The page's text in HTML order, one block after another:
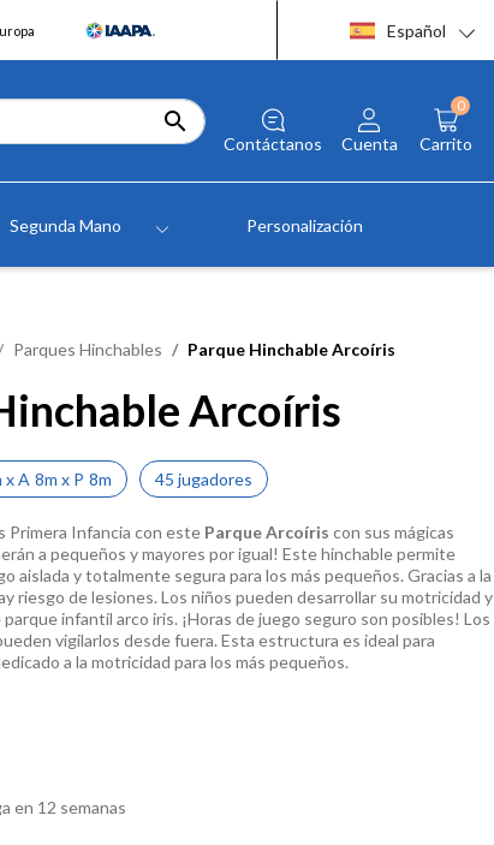
Español

Contáctanos Cuenta
0
Carrito
Segunda Mano Personalización
Parques Hinchables Parque Hinchable Arcoíris
Arcoíris
xA 8m x P 8m 45 jugadores
Primera Infancia con este Parque Arcoíris con sus mágicas
a pequeños y mayores por igual! Este hinchable permite
aislada y totalmente segura para los más pequeños. Gracias a la
riesgo de lesiones. Los niños pueden desarrollar su motricidad y
infantil arco iris. ¡Horas de juego seguro son posibles! Los
vigilarlos desde fuera. Esta estructura es ideal para
a la motricidad para los más pequeños.
en 12 semanas